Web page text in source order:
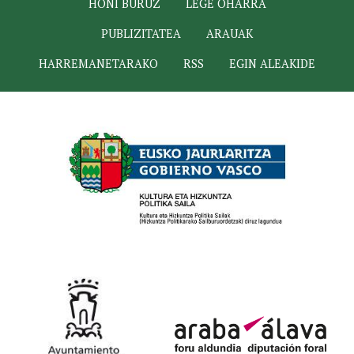
HONI BURUZ
LEGE OHARRA
PUBLIZITATEA
ARAUAK
HARREMANETARAKO
RSS EGIN ALEAKIDE